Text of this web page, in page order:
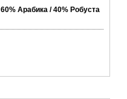
60% Арабика / 40% Робуста